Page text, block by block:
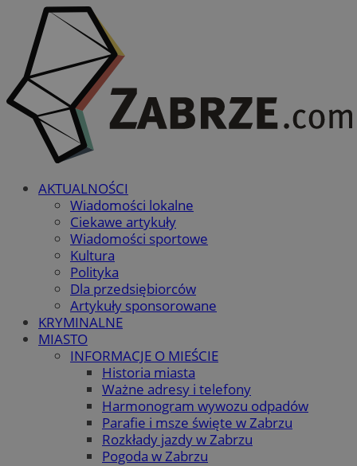
AKTUALNOŚCI
Wiadomości lokalne
Ciekawe artykuły
Wiadomości sportowe
Kultura
Polityka
Dla przedsiębiorców
Artykuły sponsorowane
KRYMINALNE
MIASTO
INFORMACJE O MIEŚCIE
Historia miasta
Ważne adresy i telefony
Harmonogram wywozu odpadów
Parafie i msze święte w Zabrzu
Rozkłady jazdy w Zabrzu
Pogoda w Zabrzu